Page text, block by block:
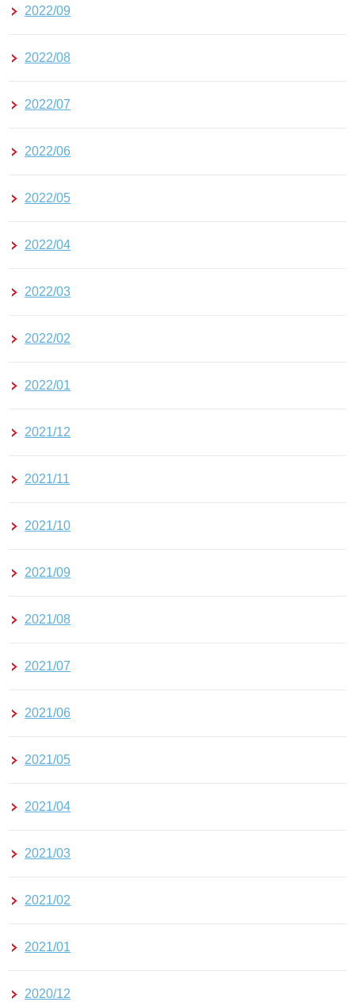
2022/09
2022/08
2022/07
2022/06
2022/05
2022/04
2022/03
2022/02
2022/01
2021/12
2021/11
2021/10
2021/09
2021/08
2021/07
2021/06
2021/05
2021/04
2021/03
2021/02
2021/01
2020/12